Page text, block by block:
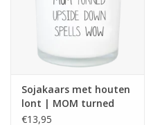
Sojakaars met houten
lont | MOM turned
upside down spells
€13,95